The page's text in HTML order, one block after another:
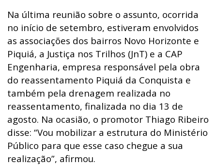
Na última reunião sobre o assunto, ocorrida
no início de setembro, estiveram envolvidos
as associações dos bairros Novo Horizonte e
Piquiá, a Justiça nos Trilhos (JnT) e a CAP
Engenharia, empresa responsável pela obra
do reassentamento Piquiá da Conquista e
também pela drenagem realizada no
reassentamento, finalizada no dia 13 de
agosto. Na ocasião, o promotor Thiago Ribeiro
disse: “Vou mobilizar a estrutura do Ministério
Público para que esse caso chegue a sua
realização”, afirmou.